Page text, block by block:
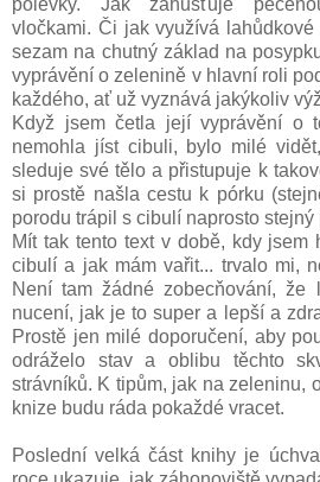
polévky. Jak zahušťuje
vločkami. Či jak využívá
sezam na chutný základ na
vyprávění o zelenině v hlavní roli
každého, ať už vyznává jakýkoliv
Když jsem četla její vyprávění o
nemohla jíst cibuli, bylo milé
sleduje své tělo a přistupuje k
si prostě našla cestu k pórku
porodu trápil s cibulí naprosto
Mít tak tento text v době, kdy jsem
cibulí a jak mám vařit... trvalo mi,
Není tam žádné zobecňování,
nucení, jak je to super a lepší a
Prostě jen milé doporučení, aby
odráželo stav a oblibu těchto
strávníků. K tipům, jak na zeleninu,
knize budu ráda pokaždé vracet.
Poslední velká část knihy je